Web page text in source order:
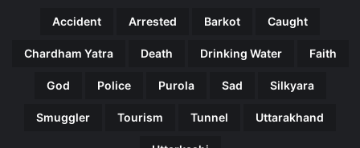
Accident Arrested Barkot Caught
Chardham Yatra Death Drinking Water Faith
God Police Purola Sad Silkyara
Smuggler Tourism Tunnel Uttarakhand